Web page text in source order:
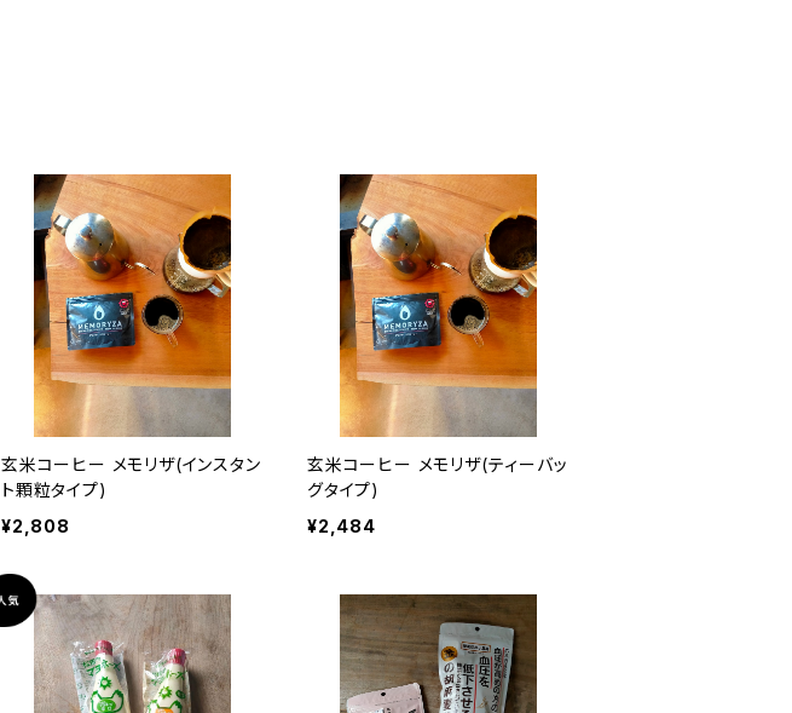
玄米コーヒー メモリザ(インスタン
ト顆粒タイプ)
¥2,808
玄米コーヒー メモリザ(ティーバッ
グタイプ)
¥2,484